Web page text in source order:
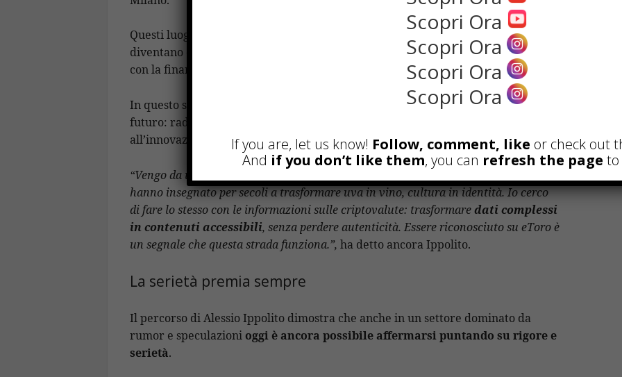
Questi luoghi, noti per la loro storia e per le eccellenze enogastronomiche,
diventano così anche il punto di partenza di un percorso che oggi si contamina
con la finanza digitale e con le sfide globali.
In questo senso, il cammino di Ippolito rappresenta un ponte ideale tra passato e
futuro: radici solide in un contesto ricco di identità e uno sguardo rivolto
all’innovazione.
“Vengo da una terra che sa cosa significa tradizione: Frascati e i Castelli Romani
hanno insegnato per secoli a trasformare uva in vino, cultura in identità. Io cerco
di fare lo stesso con le informazioni sulle criptovalute: trasformaredati complessi
in contenuti accessibili, senza perdere autenticità. Essere riconosciuto su eToro è
un segnale che questa strada funziona.”, ha detto ancora Ippolito.
La serietà premia sempre
Il percorso di Alessio Ippolito dimostra che anche in un settore dominato da
rumor e speculazioni oggi è ancora possibile affermarsi puntando su rigore e
serietà.
Scopri Ora
Scopri Ora
Scopri Ora
Scopri Ora
If you are, let us know! Follow, comment, like or check out
And if you don’t like them, you can refresh the page to